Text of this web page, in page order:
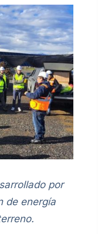
por
de energía